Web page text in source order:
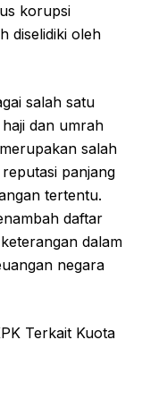
korupsi
diselidiki oleh
salah satu
dan umrah
salah
panjang
tertentu.
daftar
dalam
negara